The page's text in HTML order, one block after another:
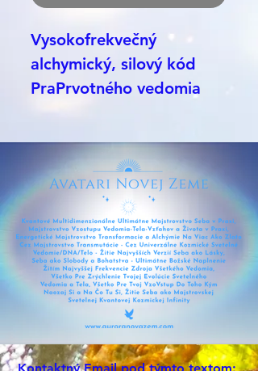
Vysokofrekvečný
alchymický, silový kód
PraPrvotného vedomia
KOZMICKÝ AVATAR,
stvoriteľská a alchymická
energia využívaná v tom
najvyššom súlade.
Z našej majstrovskej
okrídlenej avatar
kolekcie, kde mixujem
silovú Egyptskú kolekciu
vznikol tento amulet,
ktorý je technológia